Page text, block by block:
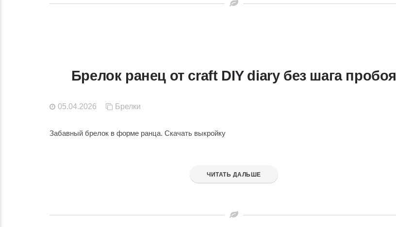
Брелок ранец от craft DIY diary без шага пробоя
05.04.2026 Брелки
Забавный брелок в форме ранца. Скачать выкройку
ЧИТАТЬ ДАЛЬШЕ